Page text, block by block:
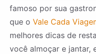
famoso por sua
que o Vale Cada
melhores dicas de
você almoçar e jantar,